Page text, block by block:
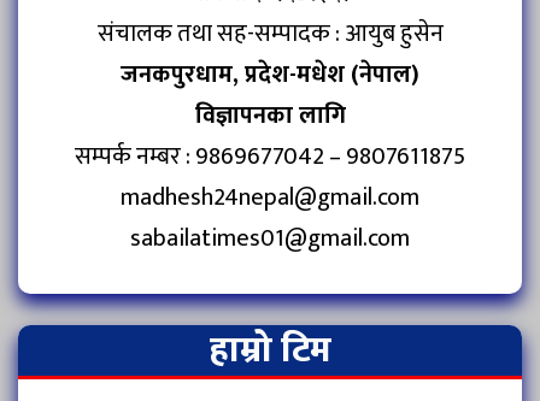
संचालक तथा सह-सम्पादक : आयुब हुसेन
जनकपुरधाम, प्रदेश-मधेश (नेपाल)
विज्ञापनका लागि
सम्पर्क नम्बर : 9869677042 – 9807611875
madhesh24nepal@gmail.com
sabailatimes01@gmail.com
हाम्रो टिम